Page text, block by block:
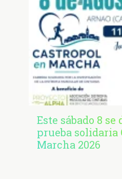
Este sábado 8
prueba solidaria
Marcha 2026